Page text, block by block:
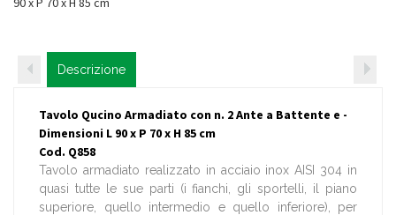
Descrizione
Tavolo Qucino Armadiato con n. 2 Ante a Battente e -
Dimensioni L 90 x P 70 x H 85 cm
Cod. Q858
Tavolo armadiato realizzato in acciaio inox AISI 304 in
quasi tutte le sue parti (i fianchi, gli sportelli, il piano
superiore, quello intermedio e quello inferiore), per